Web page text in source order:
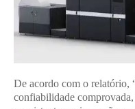
De acordo com o relatório,
confiabilidade